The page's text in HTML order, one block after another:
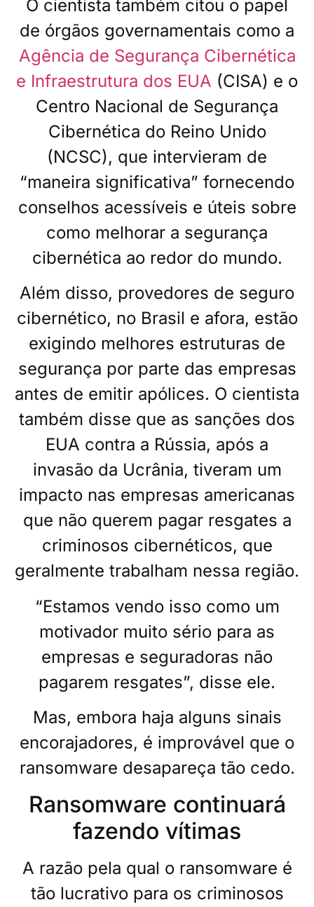
O cientista também citou o papel
de órgãos governamentais como a
Agência de Segurança Cibernética
e Infraestrutura dos EUA (CISA) e o
Centro Nacional de Segurança
Cibernética do Reino Unido
(NCSC), que intervieram de
“maneira significativa” fornecendo
conselhos acessíveis e úteis sobre
como melhorar a segurança
cibernética ao redor do mundo.
Além disso, provedores de seguro
cibernético, no Brasil e afora, estão
exigindo melhores estruturas de
segurança por parte das empresas
antes de emitir apólices. O cientista
também disse que as sanções dos
EUA contra a Rússia, após a
invasão da Ucrânia, tiveram um
impacto nas empresas americanas
que não querem pagar resgates a
criminosos cibernéticos, que
geralmente trabalham nessa região.
“Estamos vendo isso como um
motivador muito sério para as
empresas e seguradoras não
pagarem resgates”, disse ele.
Mas, embora haja alguns sinais
encorajadores, é improvável que o
ransomware desapareça tão cedo.
Ransomware continuará
fazendo vítimas
A razão pela qual o ransomware é
tão lucrativo para os criminosos